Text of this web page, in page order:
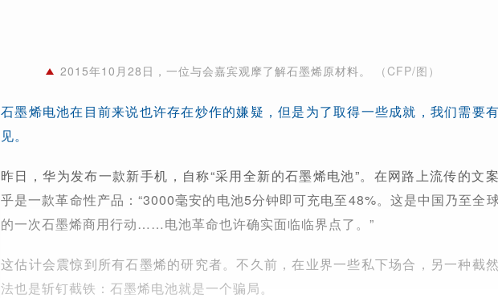
2015年10月28日，一位与会嘉宾观摩了解石墨烯原材料。 （CFP/图）
石墨烯电池在目前来说也许存在炒作的嫌疑，但是为了取得一些成就，我们需要
见。
昨日，华为发布一款新手机，自称“采用全新的石墨烯电池”。在网路上流传的文
乎是一款革命性产品：“3000毫安的电池5分钟即可充电至48%。这是中国乃至全
的一次石墨烯商用行动……电池革命也许确实面临临界点了。”
这估计会震惊到所有石墨烯的研究者。不久前，在业界一些私下场合，另一种截
法也是斩钉截铁：石墨烯电池就是一个骗局。